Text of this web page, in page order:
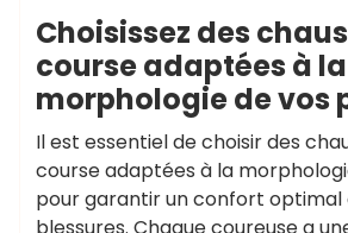
Choisissez des
course adaptées à la
morphologie de vos
Il est essentiel de choisir des
course adaptées à la
pour garantir un confort optimal